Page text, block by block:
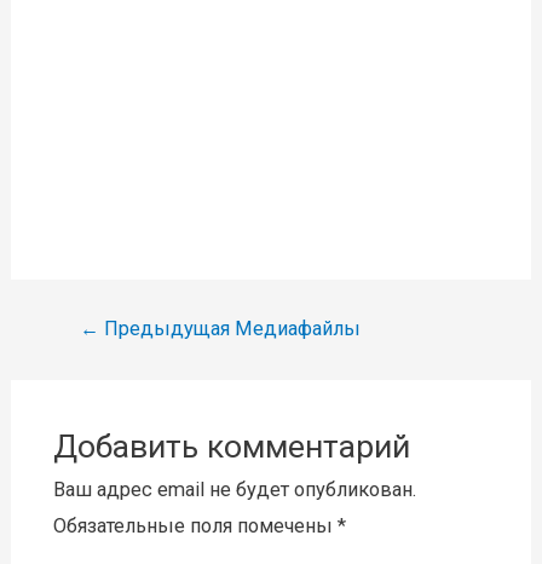
Навигация
← Предыдущая Медиафайлы
Добавить комментарий
Ваш адрес email не будет опубликован.
Обязательные поля помечены *